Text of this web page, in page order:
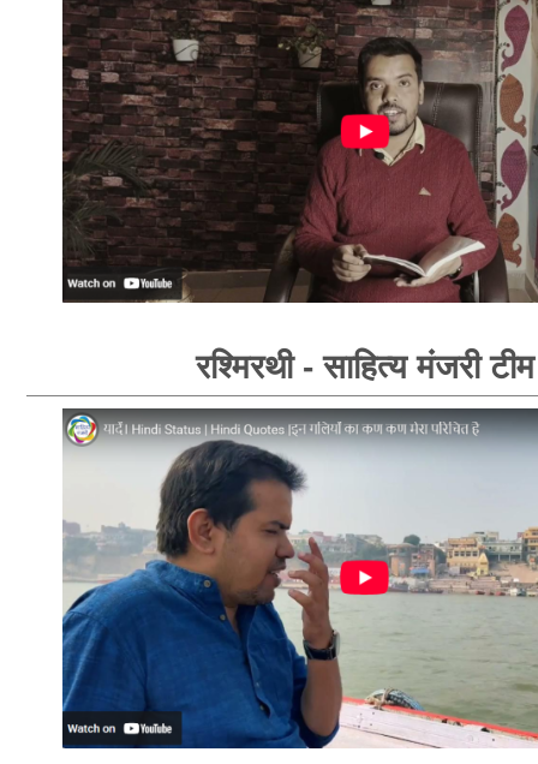
रश्मिरथी - साहित्य मंजरी टीम